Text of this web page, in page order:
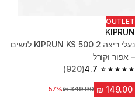
OUTLET
KIPRUN
נעלי ריצה KIPRUN KS 500 2 לנשים
– אפור וקורל
4.7
4.7 out of 5 stars from 920 reviews
(920)
מחיר לפני הנחה
57%